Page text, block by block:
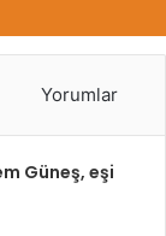
Yorumlar
Güneş, eşi